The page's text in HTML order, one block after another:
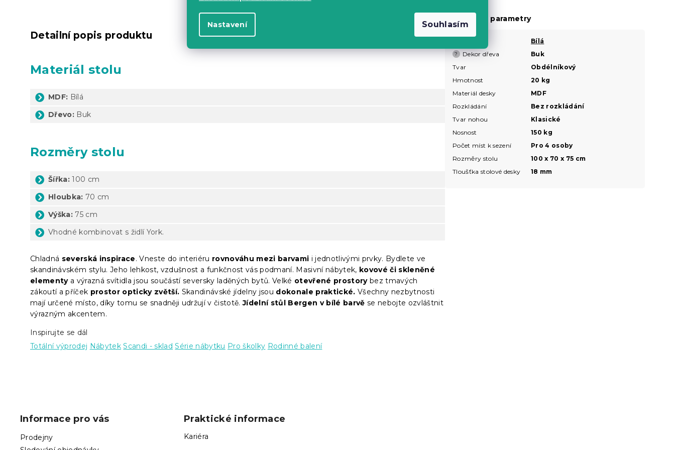
Nastavení Souhlasím
Detailní popis produktu
Materiál stolu
MDF: Bílá
Dřevo: Buk
Rozměry stolu
Šířka: 100 cm
Hloubka: 70 cm
Výška: 75 cm
Vhodné kombinovat s židlí York.
Chladná severská inspirace. Vneste do interiéru rovnováhu mezi barvami i jednotlivými prvky. Bydlete ve
skandinávském stylu. Jeho lehkost, vzdušnost a funkčnost vás podmaní. Masivní nábytek, kovové či skleněné
elementya výrazná svítidla jsou součástí seversky laděných bytů. Velké otevřené prostorybez tmavých
zákoutí a příček prostor opticky zvětší. Skandinávské jídelny jsou dokonale praktické. Všechny nezbytnosti
mají určené místo, díky tomu se snadněji udržují v čistotě.Jídelní stůl Bergen v bílé barvě se nebojte ozvláštnit
výrazným akcentem.
Inspirujte se dál
Totální výprodej Nábytek Scandi - sklad Série nábytku Pro školky Rodinné balení
Doplňkové parametry
Bílá
? Dekor dřeva
Buk
Tvar
Obdélníkový
Hmotnost
20 kg
Materiál desky
MDF
Rozkládání
Bez rozkládání
Tvar nohou
Klasické
Nosnost
150 kg
Počet míst k sezení
Pro 4 osoby
Rozměry stolu
100 x 70 x 75 cm
Tloušťka stolové desky
18 mm
Informace pro vás
Prodejny
Praktické informace
Kariéra